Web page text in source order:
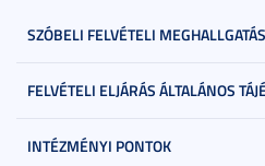
SZÓBELI FELVÉTELI MEGHALLGATÁS
FELVÉTELI ELJÁRÁS ÁLTALÁNOS
INTÉZMÉNYI PONTOK